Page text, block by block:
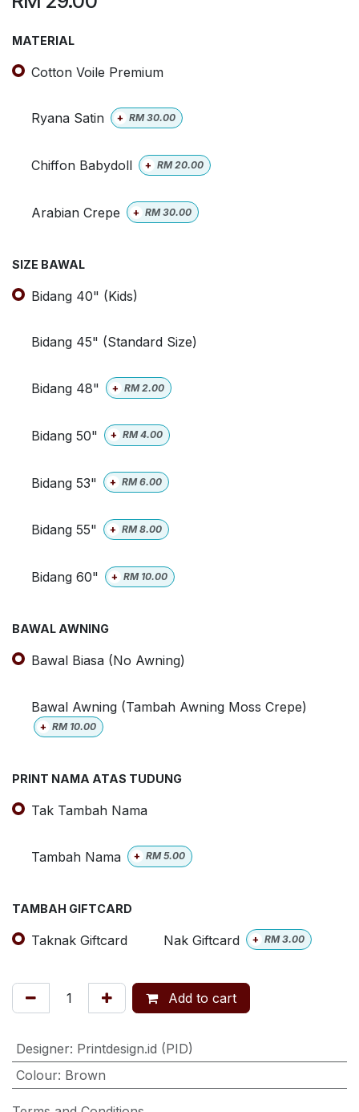
MATERIAL
Cotton Voile Premium
Ryana Satin + RM30.00
Chiffon Babydoll + RM20.00
Arabian Crepe + RM30.00
SIZE BAWAL
Bidang 40" (Kids)
Bidang 45" (Standard Size)
Bidang 48" + RM2.00
Bidang 50" + RM4.00
Bidang 53" + RM6.00
Bidang 55" + RM8.00
Bidang 60" + RM 10.00
BAWAL AWNING
Bawal Biasa (No Awning)
Bawal Awning (Tambah Awning Moss Crepe)
+ RM 10.00
PRINT NAMA ATAS TUDUNG
Tak Tambah Nama
Tambah Nama + RM5.00
TAMBAH GIFTCARD
Taknak Giftcard Nak Giftcard + RM3.00
Add to cart
Designer: Printdesign.id (PID)
Colour: Brown